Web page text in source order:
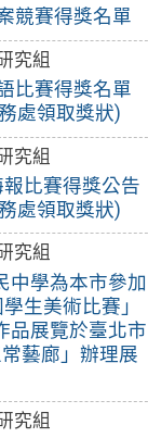
競賽得獎名單
究組
比賽得獎名單
處領取獎狀)
究組
比賽得獎公告
處領取獎狀)
究組
中學為本市參加
生美術比賽」
品展覽於臺北市
藝廊」辦理展
究組